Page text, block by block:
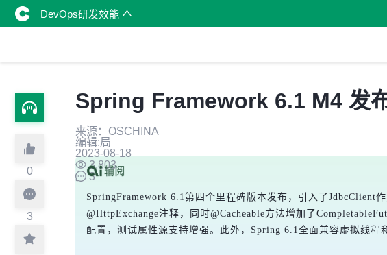
DevOps研发效能
0
3
Spring Framework 6.1 M4 发
来源：OSCHINA
编辑:局
2023-08-18
3,803
3
SpringFramework 6.1第四个里程碑版本发布，引入了JdbcClient
@HttpExchange注释，同时@Cacheable方法增加了
配置，测试属性源支持增强。此外，Spring 6.1全面兼容虚拟线